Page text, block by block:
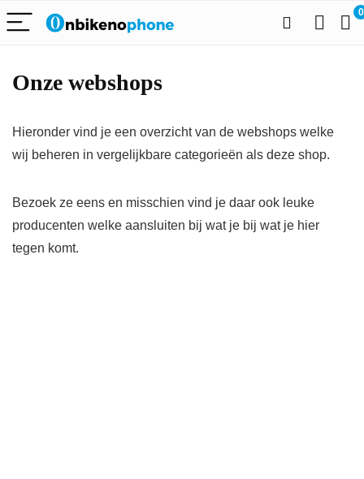
0
Onze webshops
Hieronder vind je een overzicht van de webshops welke
wij beheren in vergelijkbare categorieën als deze shop.
Bezoek ze eens en misschien vind je daar ook leuke
producenten welke aansluiten bij wat je bij wat je hier
tegen komt.